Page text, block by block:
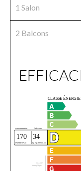
1 Salon
2 Balcons